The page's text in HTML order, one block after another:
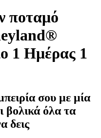
ποταμό
1 Ημέρας 1
σου με μία
βολικά όλα τα
δεις